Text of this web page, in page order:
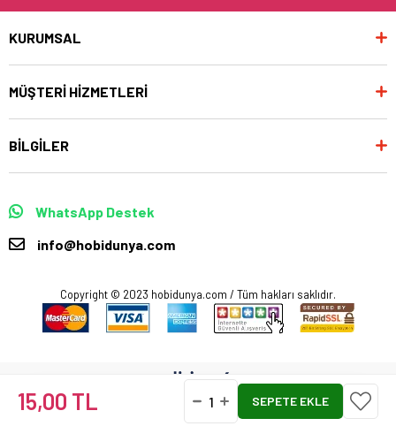
15,00 TL
KURUMSAL
MÜŞTERİ HİZMETLERİ
BİLGİLER
WhatsApp Destek
info@hobidunya.com
Copyright © 2023 hobidunya.com / Tüm hakları saklıdır.
Anasayfa Sepetim Üye Girişi